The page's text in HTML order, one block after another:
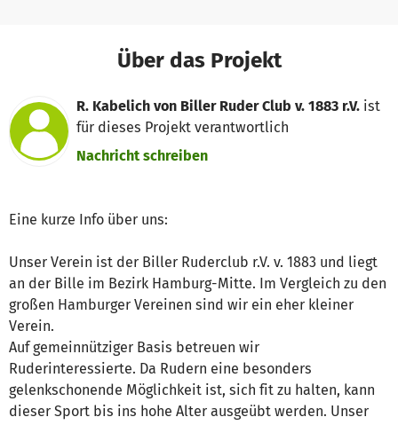
Über das Projekt
R. Kabelich von Biller Ruder Club v. 1883 r.V. ist
für dieses Projekt verantwortlich
Nachricht schreiben
Eine kurze Info über uns:
Unser Verein ist der Biller Ruderclub r.V. v. 1883 und liegt
an der Bille im Bezirk Hamburg-Mitte. Im Vergleich zu den
großen Hamburger Vereinen sind wir ein eher kleiner
Verein.
Auf gemeinnütziger Basis betreuen wir
Ruderinteressierte. Da Rudern eine besonders
gelenkschonende Möglichkeit ist, sich fit zu halten, kann
dieser Sport bis ins hohe Alter ausgeübt werden. Unser